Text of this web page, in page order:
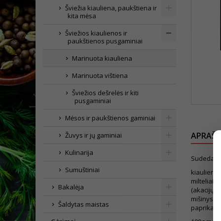
Šviežia kiauliena, paukštiena ir
kita mėsa
Šviežios kiaulienos ir
paukštienos pusgaminiai
Marinuota kiauliena
Marinuota vištiena
Šviežios dešrelės ir kiti
pusgaminiai
Mėsos ir paukštienos gaminiai
Žuvys ir jų gaminiai
Kulinarija
Sumuštiniai
Bakalėja
Šaldytas maistas
milteliai
(akacijų
mišinys
paprika,